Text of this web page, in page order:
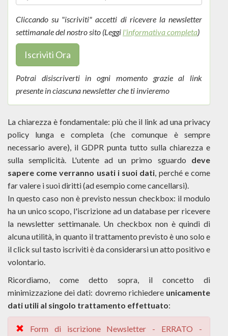
Cliccando su "iscriviti" accetti di ricevere la newsletter
settimanale del nostro sito (Leggi l'informativa completa)
Iscriviti Ora
Potrai disiscriverti in ogni momento grazie al link
presente in ciascuna newsletter che ti invieremo
La chiarezza è fondamentale: più che il link ad una privacy
policy lunga e completa (che comunque è sempre
necessario avere), il GDPR punta tutto sulla chiarezza e
sulla semplicità. L'utente ad un primo sguardo deve
sapere come verranno usati i suoi dati, perché e come
far valere i suoi diritti (ad esempio come cancellarsi).
In questo caso non è previsto nessun checkbox: il modulo
ha un unico scopo, l'iscrizione ad un database per ricevere
la newsletter settimanale. Un checkbox non è quindi di
alcuna utilità, in quanto il trattamento previsto è uno solo e
il click sul tasto iscriviti è da considerarsi un atto positivo e
volontario.
Ricordiamo, come detto sopra, il concetto di
minimizzazione dei dati: dovremo richiedere unicamente
dati utili al singolo trattamento effettuato:
Form di iscrizione Newsletter - ERRATO -